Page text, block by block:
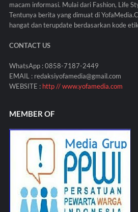
macam informasi. Mulai dari Fashion, Life
Tentunya berita yang dimuat di
hangat dan terupdate berdasarkan kode
CONTACT US
WhatsApp : 0858-7187-2449
EMAIL : redaksiyofamedia@gmail.com
WEBSITE : http // www.yofamedia.com
MEMBER OF